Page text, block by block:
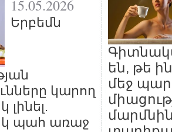
15.05.2026
Երբեմն
կարող
պահ առաջ
են, թե
մեջ